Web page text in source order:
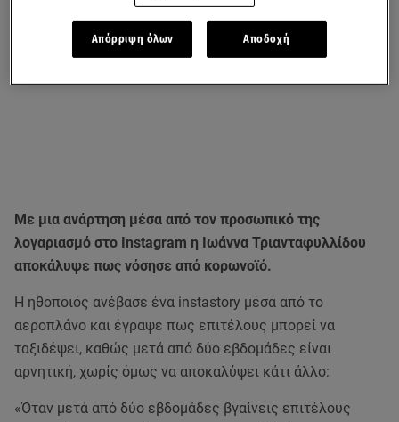
Με μια ανάρτηση μέσα από τον προσωπικό της
λογαριασμό στο Instagram η Ιωάννα Τριανταφυλλίδου
αποκάλυψε πως νόσησε από κορωνοϊό.
Η ηθοποιός ανέβασε ένα instastory μέσα από το
αεροπλάνο και έγραψε πως επιτέλους μπορεί να
ταξιδέψει, καθώς μετά από δύο εβδομάδες είναι
αρνητική, χωρίς όμως να αποκαλύψει κάτι άλλο:
«Όταν μετά από δύο εβδομάδες βγαίνεις επιτέλους
Απόρριψη όλων Αποδοχή